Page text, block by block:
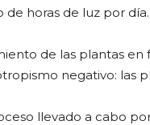
de horas de luz por día.
de las plantas en
negativo: las
llevado a cabo